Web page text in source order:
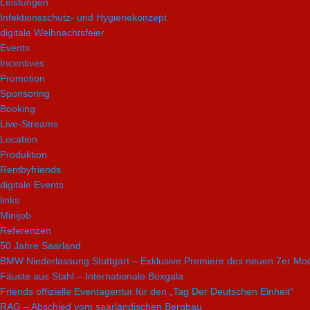
Infektionsschutz- und Hygienekonzept
digitale Weihnachtsfeier
Events
Incentives
Promotion
Sponsoring
Booking
Live-Streams
Location
Produktion
Rentbyfriends
digitale Events
links
Minijob
Referenzen
50 Jahre Saarland
BMW Niederlassung Stuttgart – Exklusive Premiere des neuen 7er
Fäuste aus Stahl – Internationale Boxgala
Friends offizielle Eventagentur für den „Tag Der Deutschen Einheit“
RAG – Abschied vom saarländischen Bergbau